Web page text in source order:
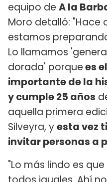
equipo de A la
Moro detalló: "Hace
estamos
Lo llamamos
dorada' porquees
importante de la
y cumple 25 años
aquella primera
Silveyra, yesta vez
invitar personas a
"Lo más lindo es